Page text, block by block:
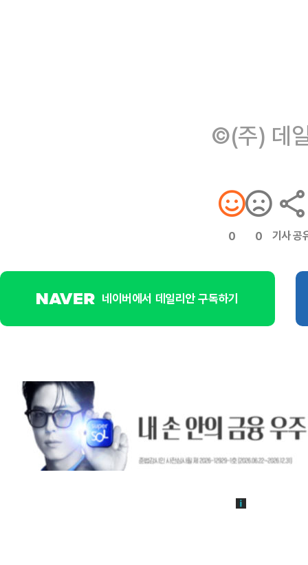
©(주) 데
0 0 기사 공
네이버에서 데일리안 구독하기